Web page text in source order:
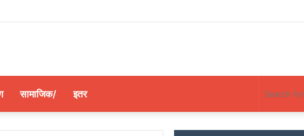
सामाजिक/ इतर Random
Article